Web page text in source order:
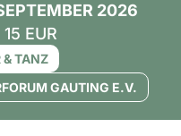
2026
EUR
& TANZ
GAUTING E.V.